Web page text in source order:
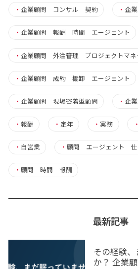
・ 企業顧問 コンサル 契約 ・ 企
・ 企業顧問 報酬 時間 エージェント
・ 企業顧問 外注管理 プロジェクトマネ
・ 企業顧問 成約 棚卸 エージェント
・ 企業顧問 現場密着型顧問 ・ 企
・ 報酬 ・ 定年 ・ 実務 ・
・ 自営業 ・顧問 エージェント
・ 顧問 時間 報酬
最新記事
その経験
か？ 企業